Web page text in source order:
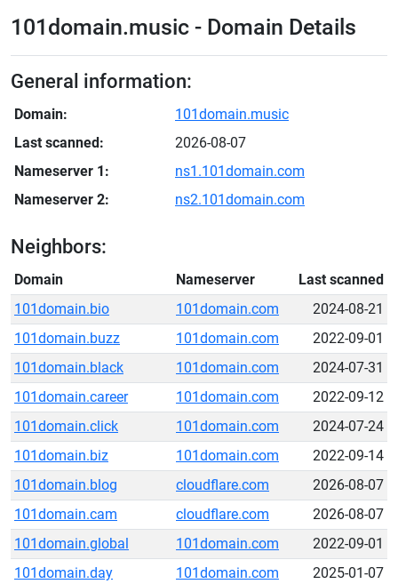
101domain.music - Domain Details
General information:
Domain:
101domain.music
Last scanned:
2026-08-07
Nameserver 1:
ns1.101domain.com
Nameserver 2:
ns2.101domain.com
Neighbors:
Domain Nameserver
Last scanned
101domain.bio
101domain.com
2024-08-21
101domain.buzz
101domain.com
2022-09-01
101domain.black
101domain.com
2024-07-31
101domain.career
101domain.com
2022-09-12
101domain.click
101domain.com
2024-07-24
101domain.biz
101domain.com
2022-09-14
101domain.blog
cloudflare.com
2026-08-07
101domain.cam
cloudflare.com
2026-08-07
101domain.global
101domain.com
2022-09-01
101domain.day
101domain.com
2025-01-07